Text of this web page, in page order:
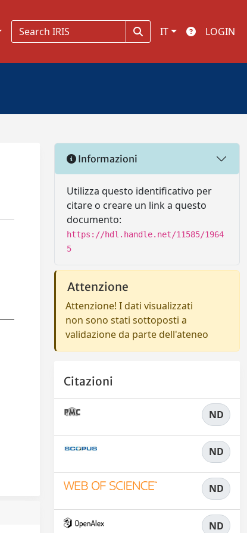
IT LOGIN
Informazioni
Utilizza questo identificativo per
citare o creare un link a questo
documento:
https://hdl.handle.net/11585/1964
5
Attenzione
Attenzione! I dati visualizzati
non sono stati sottoposti a
validazione da parte dell'ateneo
Citazioni
ND
ND
ND
ND